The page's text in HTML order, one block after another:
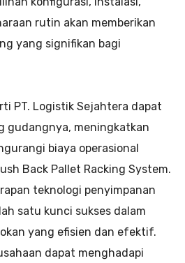
rutin akan memberikan
yang signifikan bagi
PT. Logistik Sejahtera dapat
gudangnya, meningkatkan
biaya operasional
Back Pallet Racking System.
teknologi penyimpanan
satu kunci sukses dalam
yang efisien dan efektif.
dapat menghadapi